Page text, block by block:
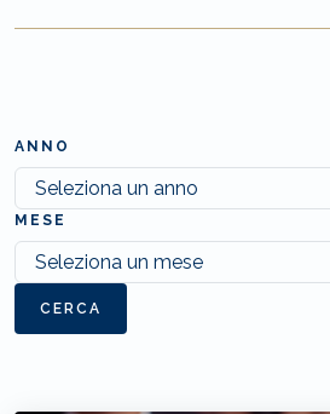
ANNO
MESE
CERCA